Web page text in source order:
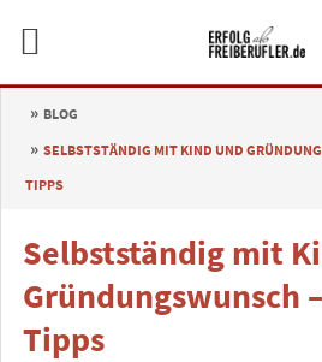
BLOG
SELBSTSTÄNDIG MIT KIND UND
TIPPS
Selbstständig mit
Gründungswunsch
Tipps